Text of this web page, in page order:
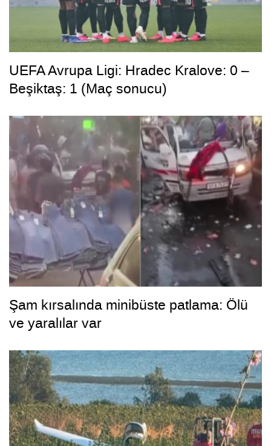
UEFA Avrupa Ligi: Hradec Kralove: 0 –
Beşiktaş: 1 (Maç sonucu)
Şam kırsalında minibüste patlama: Ölü
ve yaralılar var